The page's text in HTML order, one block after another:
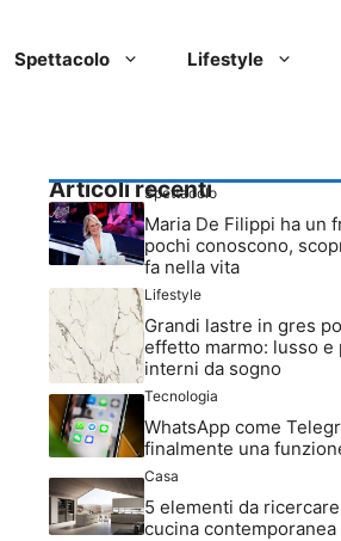
Spettacolo Lifestyle
Articoli recenti
Spettacolo
Maria De Filippi ha un
pochi conoscono,
fa nella vita
Lifestyle
Grandi lastre in gres
effetto marmo: lusso e
interni da sogno
Tecnologia
WhatsApp come
finalmente una
Casa
5 elementi da
cucina contemporanea